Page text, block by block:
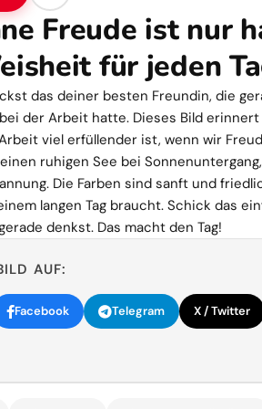
Freude ist nur
für jeden
das deiner besten Freundin, die
der Arbeit hatte. Dieses Bild erinnert
viel erfüllender ist, wenn wir
ruhigen See bei
Die Farben sind sanft und
langen Tag braucht. Schick das
denkst. Das macht den Tag!
AUF:
Facebook Telegram X / Twitter